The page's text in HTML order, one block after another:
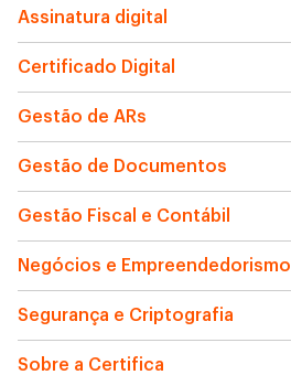
Assinatura digital
Certificado Digital
Gestão de ARs
Gestão de Documentos
Gestão Fiscal e Contábil
Negócios e Empreendedorismo
Segurança e Criptografia
Sobre a Certifica